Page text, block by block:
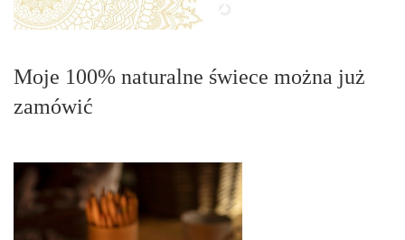
Moje 100% naturalne świece można już
zamówić